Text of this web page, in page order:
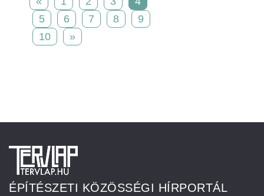
5
6 7 8
9
10
»
ÉPÍTÉSZETI KÖZÖSSÉGI HÍRPORTÁL